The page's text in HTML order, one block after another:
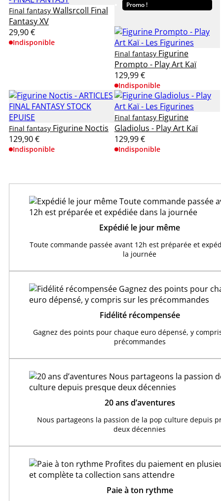
Final fantasy Wallsrcoll Final
Fantasy XV
29,90 €
Indisponible
Promo !
Final fantasy Figurine
Prompto - Play Art Kaï
129,99 €
Indisponible
Final fantasy Figurine Noctis
129,90 €
Indisponible
Final fantasy Figurine
Gladiolus - Play Art Kaï
129,99 €
Indisponible
Expédié le jour même
Toute commande passée avant 12h est préparée et
la journée
Fidélité récompensée
Gagnez des points pour chaque euro dépensé, y
précommandes
20 ans d’aventures
Nous partageons la passion de la pop culture depuis
deux décennies
Paie à ton rythme